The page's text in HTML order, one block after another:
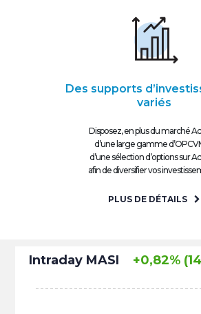
Des supports
variés
Disposez, en plus du marché
d’une large gamme
d’une sélection d’options sur
afin de diversifier vos
PLUS DE DÉTAILS
Intraday MASI +0,82%